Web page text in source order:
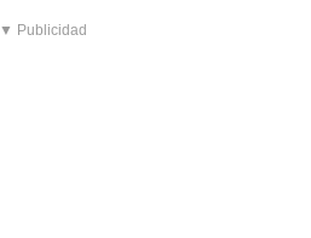
▼ Publicidad